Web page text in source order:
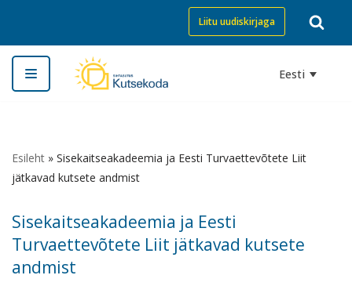
Skip
to
content
Liitu uudiskirjaga
Eesti
Esileht » Sisekaitseakadeemia ja Eesti Turvaettevõtete Liit
jätkavad kutsete andmist
Sisekaitseakadeemia ja Eesti
Turvaettevõtete Liit jätkavad kutsete
andmist